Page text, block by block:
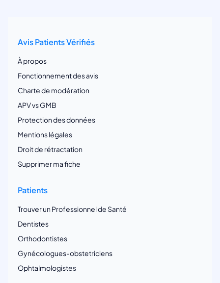
Avis Patients Vérifiés
À propos
Fonctionnement des avis
Charte de modération
APV vs GMB
Protection des données
Mentions légales
Droit de rétractation
Supprimer ma fiche
Patients
Trouver un Professionnel de Santé
Dentistes
Orthodontistes
Gynécologues-obstetriciens
Ophtalmologistes